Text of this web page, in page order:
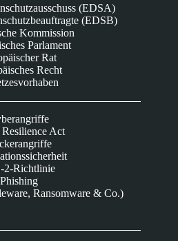
(EDSA)
(EDSB)
Kommission
Parlament
Rat
Recht
Act
2-Richtlinie
Phishing
Ransomware & Co.)